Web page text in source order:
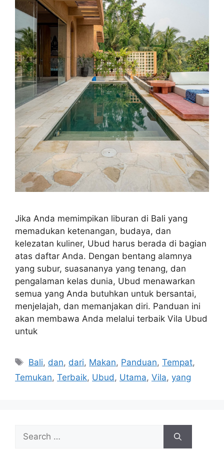
Jika Anda memimpikan liburan di Bali yang
memadukan ketenangan, budaya, dan
kelezatan kuliner, Ubud harus berada di bagian
atas daftar Anda. Dengan bentang alamnya
yang subur, suasananya yang tenang, dan
pengalaman kelas dunia, Ubud menawarkan
semua yang Anda butuhkan untuk bersantai,
menjelajah, dan memanjakan diri. Panduan ini
akan membawa Anda melalui terbaik Vila Ubud
untuk
Tags
Bali, dan, dari, Makan, Panduan,Tempat,
Temukan, Terbaik, Ubud, Utama, Vila, yang
Search
for: